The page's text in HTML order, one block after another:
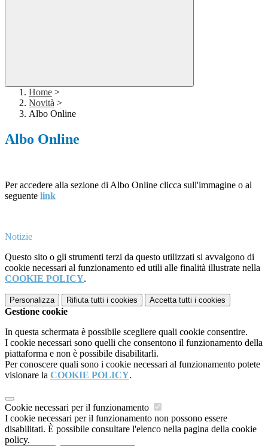
Home >
Novità >
Albo Online
Albo Online
Per accedere alla sezione di Albo Online clicca sull'immagine o al
seguente link
Notizie
Questo sito o gli strumenti terzi da questo utilizzati si avvalgono di
cookie necessari al funzionamento ed utili alle finalità illustrate nella
COOKIE POLICY.
Personalizza Rifiuta tutti i cookies Accetta tutti i cookies
Gestione cookie
In questa schermata è possibile scegliere quali cookie consentire.
I cookie necessari sono quelli che consentono il funzionamento della
piattaforma e non è possibile disabilitarli.
Per conoscere quali sono i cookie necessari al funzionamento potete
visionare la COOKIE POLICY.
Cookie necessari per il funzionamento
I cookie necessari per il funzionamento non possono essere
disabilitati. È possibile consultare l'elenco nella pagina della cookie
policy.